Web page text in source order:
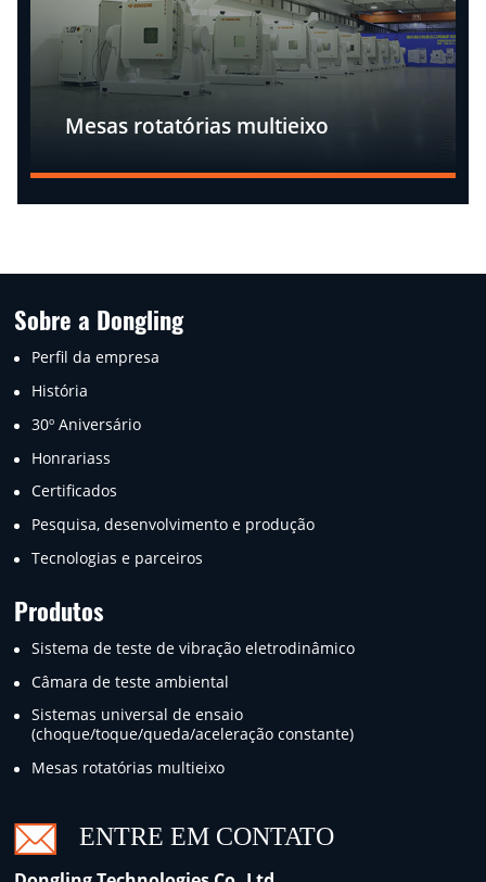
Mesas rotatórias multieixo
Sobre a Dongling
Perfil da empresa
História
30º Aniversário
Honrariass
Certificados
Pesquisa, desenvolvimento e produção
Tecnologias e parceiros
Produtos
Sistema de teste de vibração eletrodinâmico
Câmara de teste ambiental
Sistemas universal de ensaio
(choque/toque/queda/aceleração constante)
Mesas rotatórias multieixo
ENTRE EM CONTATO